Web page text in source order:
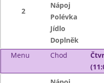
2
Nápoj
Polévka
Jídlo
Doplněk
Menu
Chod